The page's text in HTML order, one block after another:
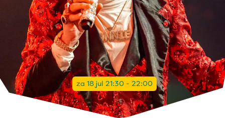
za 18 jul 21:30 - 22:00